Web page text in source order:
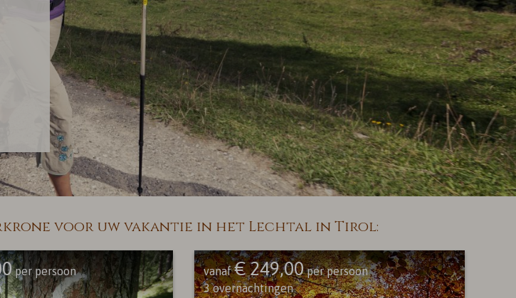
voor uw vakantie in het Lechtal in Tirol:
per persoon
vanaf€ 249,00 per persoon
3 overnachtingen